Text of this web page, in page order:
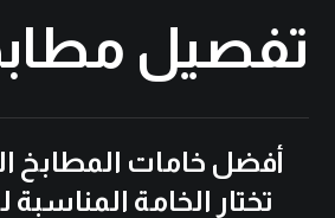
تفصيل
أفضل خامات المطابخ
تختار الخامة